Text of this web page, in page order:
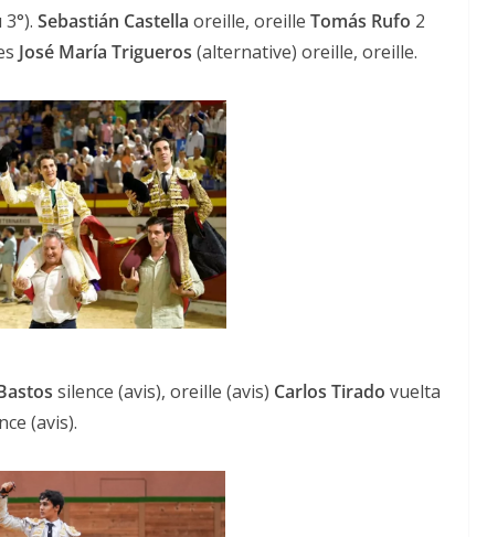
Sebastián Castella oreille, oreille Tomás Rufo 2
José María Trigueros (alternative) oreille, oreille.
silence (avis), oreille (avis) Carlos Tirado vuelta
(avis).